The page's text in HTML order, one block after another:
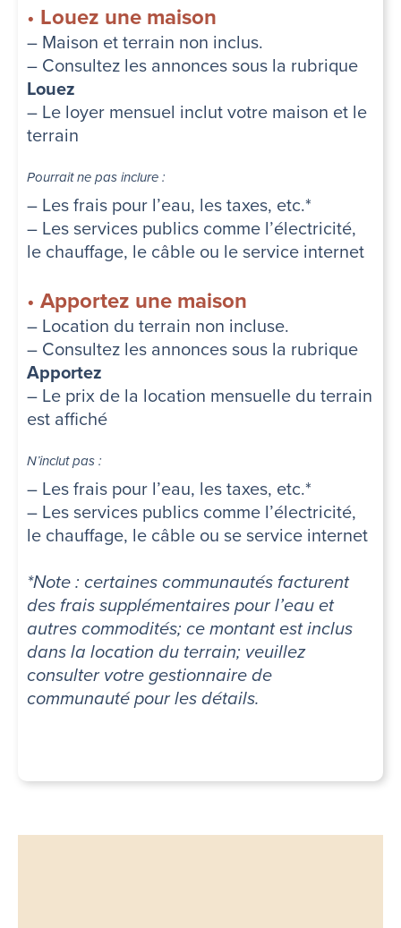
• Louez une maison
– Maison et terrain non inclus.
– Consultez les annonces sous la rubrique
Louez
– Le loyer mensuel inclut votre maison et le
terrain
Pourrait ne pas inclure :
– Les frais pour l’eau, les taxes, etc.*
– Les services publics comme l’électricité,
le chauffage, le câble ou le service internet
• Apportez une maison
– Location du terrain non incluse.
– Consultez les annonces sous la rubrique
Apportez
– Le prix de la location mensuelle du terrain
est affiché
N’inclut pas :
– Les frais pour l’eau, les taxes, etc.*
– Les services publics comme l’électricité,
le chauffage, le câble ou se service internet
*Note : certaines communautés facturent
des frais supplémentaires pour l’eau et
autres commodités; ce montant est inclus
dans la location du terrain; veuillez
consulter votre gestionnaire de
communauté pour les détails.